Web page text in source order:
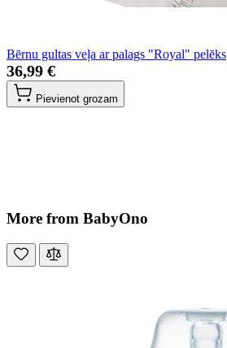
Bērnu gultas veļa ar palags "Royal" pelēks
36,99 €
Pievienot grozam
More from BabyOno